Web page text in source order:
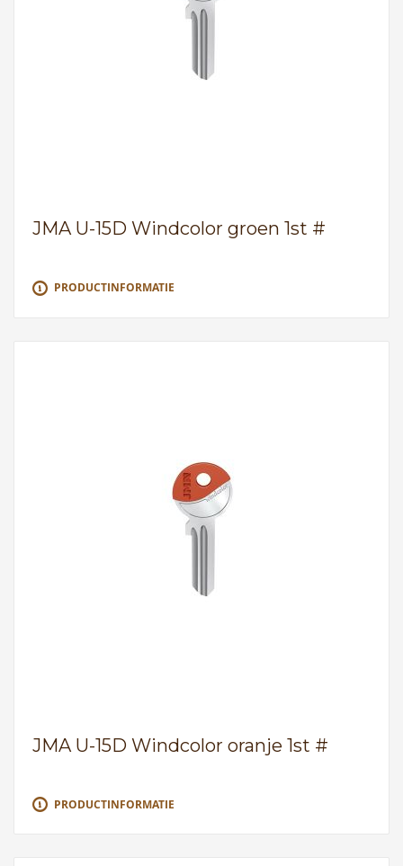
JMA U-15D Windcolor groen 1st #
PRODUCTINFORMATIE
JMA U-15D Windcolor oranje 1st #
PRODUCTINFORMATIE